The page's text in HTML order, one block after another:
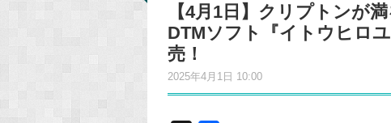
【4月1日】クリプトンが
DTMソフト『イトウヒロ
売！
2025年4月1日 10:00